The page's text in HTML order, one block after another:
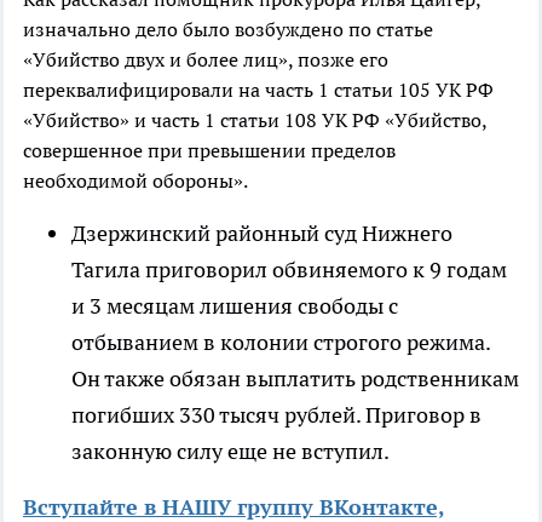
изначально дело было возбуждено по статье
«Убийство двух и более лиц», позже его
переквалифицировали на часть 1 статьи 105 УК РФ
«Убийство» и часть 1 статьи 108 УК РФ «Убийство,
совершенное при превышении пределов
необходимой обороны».
Дзержинский районный суд Нижнего
Тагила приговорил обвиняемого к 9 годам
и 3 месяцам лишения свободы с
отбыванием в колонии строгого режима.
Он также обязан выплатить родственникам
погибших 330 тысяч рублей. Приговор в
законную силу еще не вступил.
Вступайте в НАШУ группу ВКонтакте,